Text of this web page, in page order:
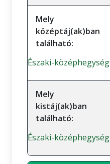
Mely
középtáj(ak)ban
található:
Északi-középhegység
Mely
kistáj(ak)ban
található:
Északi-középhegység